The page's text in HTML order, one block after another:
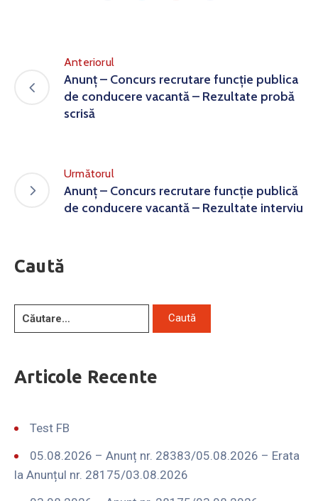
Anteriorul
Anunț – Concurs recrutare funcție publica
de conducere vacantă – Rezultate probă
scrisă
Următorul
Anunț – Concurs recrutare funcție publică
de conducere vacantă – Rezultate interviu
Caută
Articole Recente
Test FB
05.08.2026 – Anunț nr. 28383/05.08.2026 – Erata
la Anunțul nr. 28175/03.08.2026